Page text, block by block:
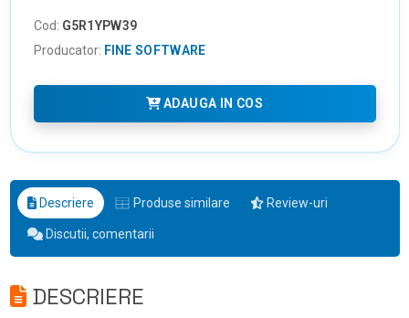
Cod: G5R1YPW39
Producator: FINE SOFTWARE
ADAUGA IN COS
Descriere Produse similare Review-uri
Discutii, comentarii
DESCRIERE